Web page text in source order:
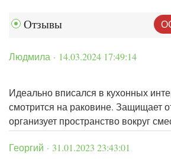
Отзывы
Людмила · 14.03.2024 17:49:14
Идеально вписался в кухонных
смотрится на раковине. Защищает
организует пространство вокруг
Георгий · 31.01.2023 23:43:01